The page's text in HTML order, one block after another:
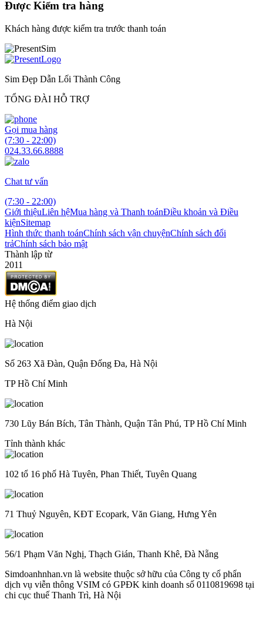
Được Kiểm tra hàng
Khách hàng được kiểm tra trước thanh toán
Sim Đẹp Dẫn Lối Thành Công
TỔNG ĐÀI HỖ TRỢ
Gọi mua hàng
(7:30 - 22:00)
024.33.66.8888
Chat tư vấn
(7:30 - 22:00)
Giới thiệuLiên hệMua hàng và Thanh toánĐiều khoản và Điều
kiệnSitemap
Hình thức thanh toánChính sách vận chuyệnChính sách đổi
trảChính sách bảo mật
Thành lập từ
2011
Hệ thống điểm giao dịch
Hà Nội
Số 263 Xã Đàn, Quận Đống Đa, Hà Nội
TP Hồ Chí Minh
730 Lũy Bán Bích, Tân Thành, Quận Tân Phú, TP Hồ Chí Minh
Tỉnh thành khác
102 tổ 16 phố Hà Tuyên, Phan Thiết, Tuyên Quang
71 Thuỷ Nguyên, KĐT Ecopark, Văn Giang, Hưng Yên
56/1 Phạm Văn Nghị, Thạch Gián, Thanh Khê, Đà Nẵng
Simdoanhnhan.vn là website thuộc sở hữu của Công ty cổ phẩn
dịch vụ viễn thông VSIM có GPĐK kinh doanh số 0110819698 tại
chi cục thuế Thanh Trì, Hà Nội